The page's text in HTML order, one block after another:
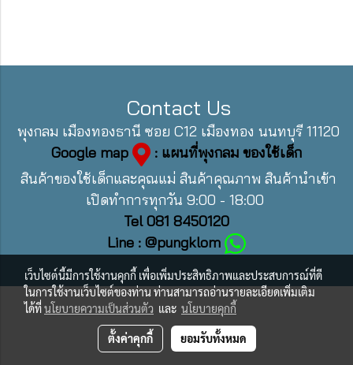
Contact Us
พุงกลม เมืองทองธานี ซอย C12 เมืองทอง นนทบุรี 11120
Google map
: แผนที่พุงกลม ของใช้เด็ก
สินค้าของใช้เด็กและคุณแม่ สินค้าคุณภาพ สินค้านำเข้า
เปิดทำการทุกวัน 9:00 - 18:00
Tel 081 8450120
Line : @pungklom
เว็บไซต์นี้มีการใช้งานคุกกี้ เพื่อเพิ่มประสิทธิภาพและประสบการณ์ที่ดี
ในการใช้งานเว็บไซต์ของท่าน ท่านสามารถอ่านรายละเอียดเพิ่มเติม
ได้ที่นโยบายความเป็นส่วนตัว และ นโยบายคุกกี้
ตั้งค่าคุกกี้ ยอมรับทั้งหมด